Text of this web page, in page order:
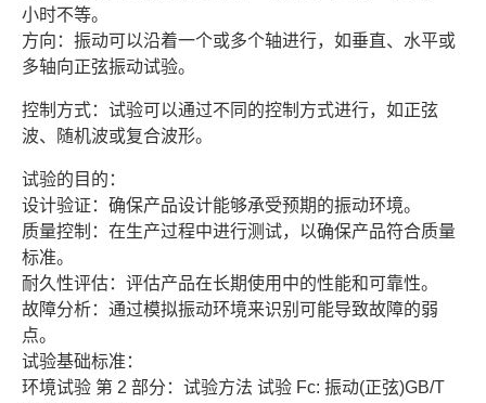
小时不等。
方向：振动可以沿着一个或多个轴进行，如垂直、水平或
多轴向正弦振动试验。
控制方式：试验可以通过不同的控制方式进行，如正弦
波、随机波或复合波形。
试验的目的：
设计验证：确保产品设计能够承受预期的振动环境。
质量控制：在生产过程中进行测试，以确保产品符合质量
标准。
耐久性评估：评估产品在长期使用中的性能和可靠性。
故障分析：通过模拟振动环境来识别可能导致故障的弱
点。
试验基础标准：
环境试验 第 2 部分：试验方法 试验 Fc: 振动(正弦)GB/T